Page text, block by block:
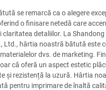
se remarcă ca o alegere
o finisare netedă care
claritatea detaliilor. La
Ltd., hârtia noastră bătută este
dvs. de marketing.
că oferă un aspect estetic
și rezistență la uzură. Hârtia
pentru imprimare de înaltă